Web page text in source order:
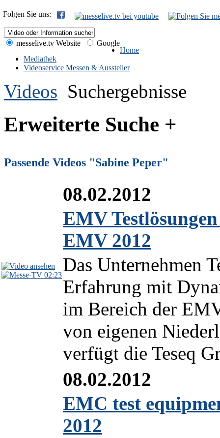
Folgen Sie uns:
messelive.tv Website
Google
Home
Mediathek
Videoservice Messen & Aussteller
Videos Suchergebnisse
Erweiterte Suche +
Passende Videos "Sabine Peper"
02:23
08.02.2012
EMV
EMV 2012
Das Unternehmen
Erfahrung mit
im Bereich der
von eigenen
verfügt die Teseq
08.02.2012
EMC test
2012